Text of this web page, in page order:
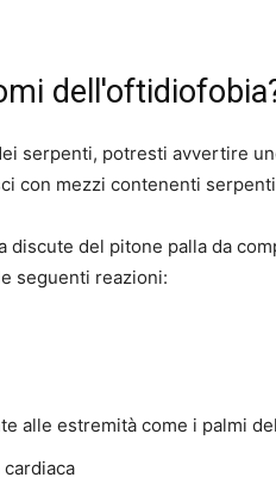
serpenti, potresti avvertire
con mezzi contenenti
discute del pitone palla da
seguenti reazioni:
alle estremità come i palmi